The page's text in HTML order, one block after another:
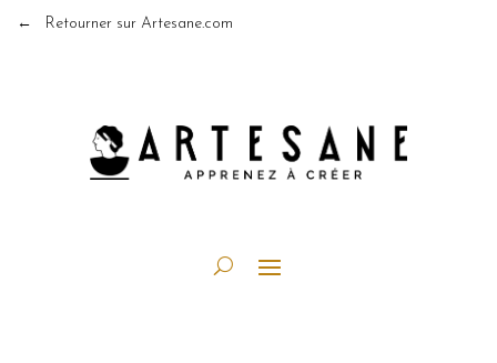
← Retourner sur Artesane.com